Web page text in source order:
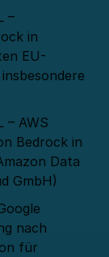
–
in
EU-
– AWS
Bedrock in
Data
GmbH)
nach
für